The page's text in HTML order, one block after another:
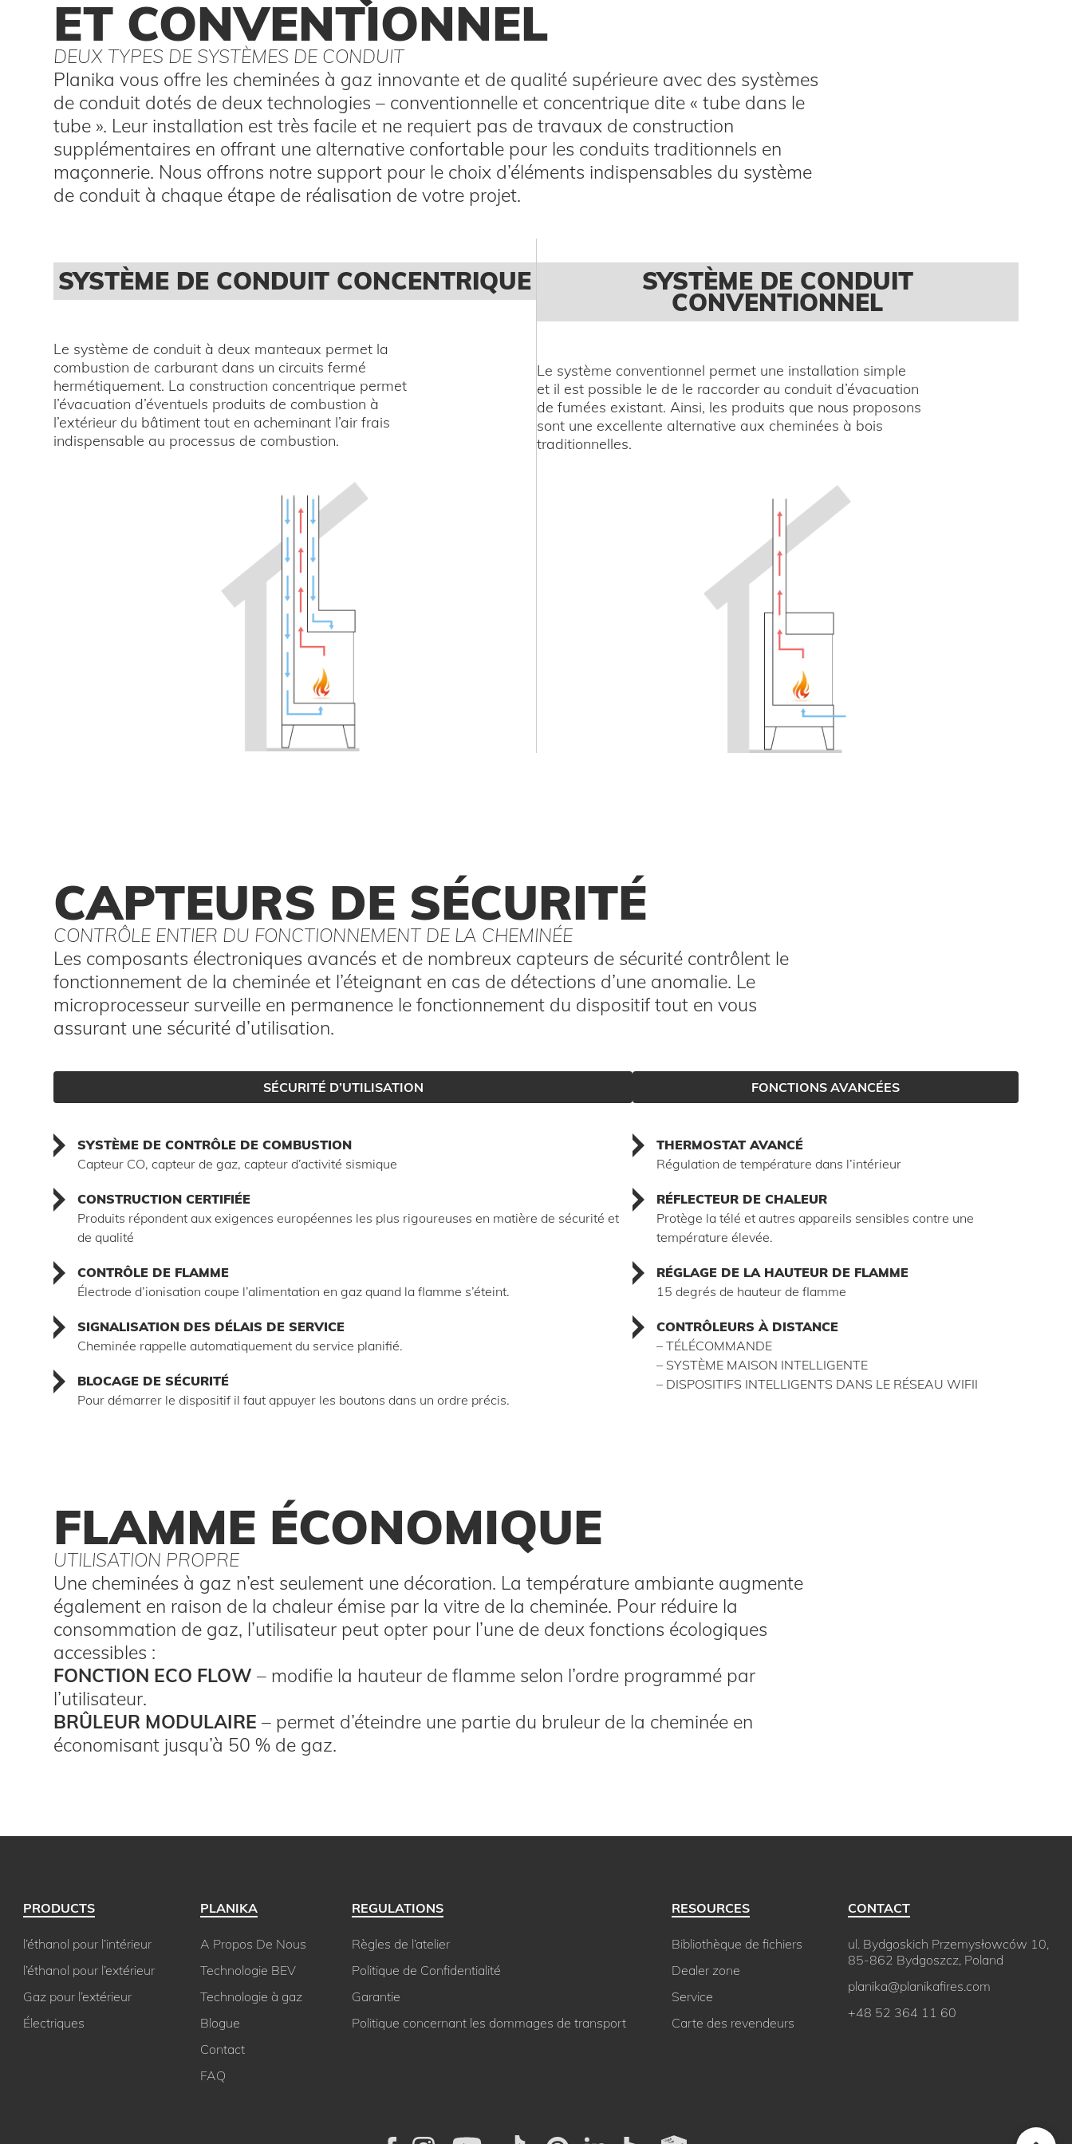
ET CONVENTIONNEL
DEUX TYPES DE SYSTÈMES DE CONDUIT
Planika vous offre les cheminées à gaz innovante et de qualité supérieure avec des systèmes
de conduit dotés de deux technologies – conventionnelle et concentrique dite « tube dans le
tube ». Leur installation est très facile et ne requiert pas de travaux de construction
supplémentaires en offrant une alternative confortable pour les conduits traditionnels en
maçonnerie. Nous offrons notre support pour le choix d’éléments indispensables du système
de conduit à chaque étape de réalisation de votre projet.
SYSTÈME DE CONDUIT CONCENTRIQUE
Le système de conduit à deux manteaux permet la
combustion de carburant dans un circuits fermé
hermétiquement. La construction concentrique permet
l’évacuation d’éventuels produits de combustion à
l’extérieur du bâtiment tout en acheminant l’air frais
indispensable au processus de combustion.
SYSTÈME DE CONDUIT
CONVENTIONNEL
Le système conventionnel permet une installation simple
et il est possible le de le raccorder au conduit d’évacuation
de fumées existant. Ainsi, les produits que nous proposons
sont une excellente alternative aux cheminées à bois
traditionnelles.
CAPTEURS DE SÉCURITÉ
CONTRÔLE ENTIER DU FONCTIONNEMENT DE LA CHEMINÉE
Les composants électroniques avancés et de nombreux capteurs de sécurité contrôlent le
fonctionnement de la cheminée et l’éteignant en cas de détections d’une anomalie. Le
microprocesseur surveille en permanence le fonctionnement du dispositif tout en vous
assurant une sécurité d’utilisation.
SÉCURITÉ D’UTILISATION
SYSTÈME DE CONTRÔLE DE COMBUSTION
Capteur CO, capteur de gaz, capteur d’activité sismique
CONSTRUCTION CERTIFIÉE
Produits répondent aux exigences européennes les plus rigoureuses en matière de sécurité et
de qualité
CONTRÔLE DE FLAMME
Électrode d’ionisation coupe l’alimentation en gaz quand la flamme s’éteint.
SIGNALISATION DES DÉLAIS DE SERVICE
Cheminée rappelle automatiquement du service planifié.
BLOCAGE DE SÉCURITÉ
Pour démarrer le dispositif il faut appuyer les boutons dans un ordre précis.
FONCTIONS AVANCÉES
THERMOSTAT AVANCÉ
Régulation de température dans l’intérieur
RÉFLECTEUR DE CHALEUR
Protège la télé et autres appareils sensibles contre une
température élevée.
RÉGLAGE DE LA HAUTEUR DE FLAMME
15 degrés de hauteur de flamme
CONTRÔLEURS À DISTANCE
– TÉLÉCOMMANDE
– SYSTÈME MAISON INTELLIGENTE
– DISPOSITIFS INTELLIGENTS DANS LE RÉSEAU WIFII
FLAMME ÉCONOMIQUE
UTILISATION PROPRE
Une cheminées à gaz n’est seulement une décoration. La température ambiante augmente
également en raison de la chaleur émise par la vitre de la cheminée. Pour réduire la
consommation de gaz, l’utilisateur peut opter pour l’une de deux fonctions écologiques
accessibles :
FONCTION ECO FLOW– modifie la hauteur de flamme selon l’ordre programmé par
l’utilisateur.
BRÛLEUR MODULAIRE – permet d’éteindre une partie du bruleur de la cheminée en
économisant jusqu’à 50 % de gaz.
PRODUCTS
l’éthanol pour l’intérieur
l’éthanol pour l’extérieur
Gaz pour l’extérieur
Électriques
PLANIKA
A Propos De Nous
Technologie BEV
Technologie à gaz
Blogue
Contact
FAQ
REGULATIONS
Règles de l’atelier
Politique de Confidentialité
Garantie
Politique concernant les dommages de transport
RESOURCES
Bibliothèque de fichiers
Dealer zone
Service
Carte des revendeurs
CONTACT
ul. Bydgoskich Przemysłowców 10,
85-862 Bydgoszcz, Poland
planika@planikafires.com
+48 52 364 11 60